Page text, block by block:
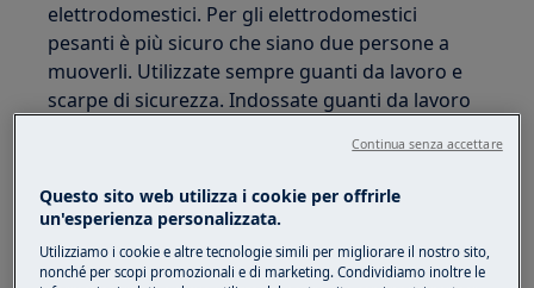
elettrodomestici. Per gli elettrodomestici
pesanti è più sicuro che siano due persone a
muoverli. Utilizzate sempre guanti da lavoro e
scarpe di sicurezza. Indossate guanti da lavoro
Questo sito web utilizza i cookie per offrirle
un'esperienza personalizzata.
Utilizziamo i cookie e altre tecnologie simili per migliorare il nostro sito,
nonché per scopi promozionali e di marketing. Condividiamo inoltre le
Continua senza accettare